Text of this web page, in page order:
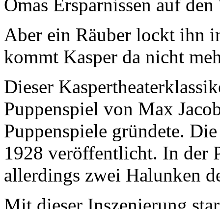
Omas Ersparnissen auf
Aber ein Räuber lockt ihn
kommt Kasper da nicht
Dieser
Puppenspiel von Max
Puppenspiele gründete.
1928 veröffentlicht. In der
allerdings zwei Halunken
Mit dieser Inszenierung